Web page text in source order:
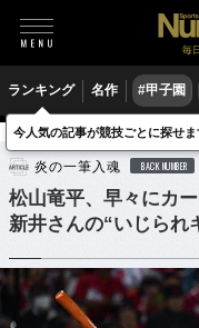
毎
ランキング 名作 #甲子園
野球 プロ野球
炎の一筆入魂 BACK NUMBER
松山竜平、早々にカー
新井さんの“いじられ
今人気の記事が競技ごとに探せま